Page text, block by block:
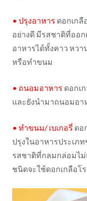
• ปรุงอาหาร ดอกเกลื
อย่างดี มีรสชาติที่ออ
อาหารได้ทั้งคาว หว
หรือทำขนม
• ถนอมอาหาร ดอกเ
และยังนำมาถนอมอา
• ทำขนม/ เบเกอรี่ ดอ
ปรุงในอาหารประเภท
รสชาติที่กลมกล่อมไ
ชนิดจะใช้ดอกเกลือโ